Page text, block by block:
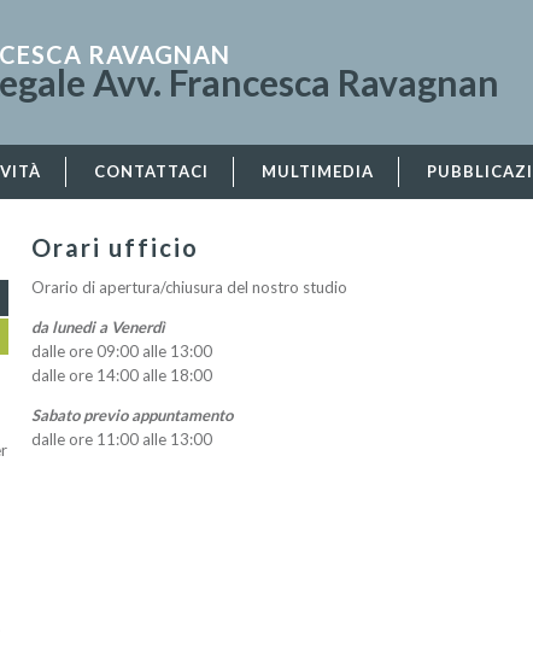
RAVAGNAN
Avv. Francesca Ravagnan
CONTATTACI MULTIMEDIA
Orari ufficio
Orario di apertura/chiusura del nostro studio
da lunedi a Venerdì
dalle ore 09:00 alle 13:00
dalle ore 14:00 alle 18:00
Sabato previo appuntamento
dalle ore 11:00 alle 13:00